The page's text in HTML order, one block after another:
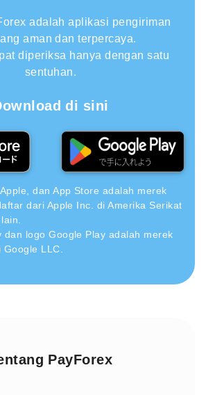
adalah aplikasi pengiriman
aman dan terpercaya.
diperiksa hanya dengan satu
sentuhan.
di sini
dan App Store adalah merek
dari Apple Inc. di Amerika Serikat
dan logo Google Play adalah merek
LLC.
PayForex